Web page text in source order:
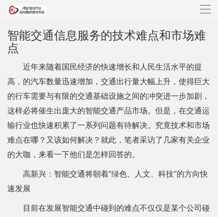
导
智能交通信息服务的技术难点和市场难
点
近年来随着国民经济的快速增长和人民生活水平的提
高，的汽车数量迅速增加，交通出行量大幅上升，使得巨大
的行车需要与有限的交通基础设施之间的冲突进一步加剧，
这样必将催生出庞大的智能交通产品市场。但是，在交通运
输行业也快速积累了一系列问题有待解决。究竟技术和市场
难点在哪？又该如何解决？就此，笔者采访了几家有关企业
的大咖，来看一下他们是怎样回答的。
高新兴：智能交通将朝着“绿色、人文、科技”的方向快
速发展
目前在发展智能交通中碰到的难点不仅仅是某个公司碰